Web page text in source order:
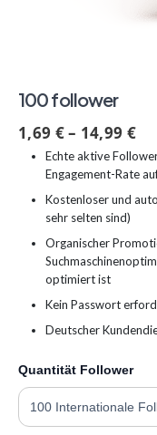
100 follower
1,69 €– 14,99 €
Echte aktive
Engagement-Rate
Kostenloser und
sehr selten sind)
Organischer
optimiert ist
Kein Passwort
Deutscher
Quantität Follower